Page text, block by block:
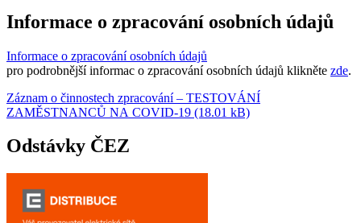
Informace o zpracování osobních údajů
Informace o zpracování osobních údajů
pro podrobnější informac o zpracování osobních údajů klikněte zde.
Záznam o činnostech zpracování – TESTOVÁNÍ
ZAMĚSTNANCŮ NA COVID-19 (18.01 kB)
Odstávky ČEZ